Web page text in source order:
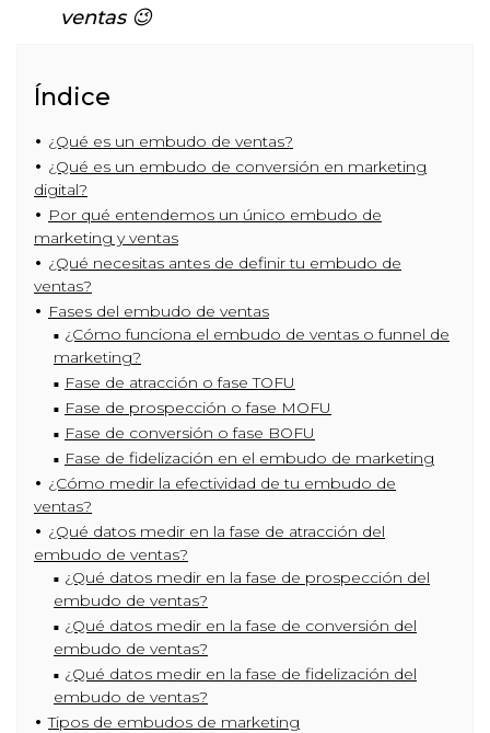
ventas 😉
Índice
¿Qué es un embudo de ventas?
¿Qué es un embudo de conversión en marketing
digital?
Por qué entendemos un único embudo de
marketing y ventas
¿Qué necesitas antes de definir tu embudo de
ventas?
Fases del embudo de ventas
¿Cómo funciona el embudo de ventas o funnel de
marketing?
Fase de atracción o fase TOFU
Fase de prospección o fase MOFU
Fase de conversión o fase BOFU
Fase de fidelización en el embudo de marketing
¿Cómo medir la efectividad de tu embudo de
ventas?
¿Qué datos medir en la fase de atracción del
embudo de ventas?
¿Qué datos medir en la fase de prospección del
embudo de ventas?
¿Qué datos medir en la fase de conversión del
embudo de ventas?
¿Qué datos medir en la fase de fidelización del
embudo de ventas?
Tipos de embudos de marketing